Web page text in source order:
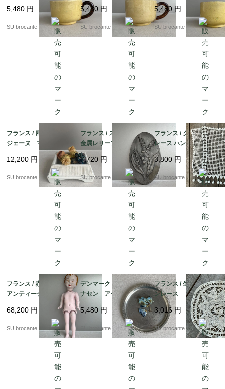
5,480 円
SU brocante
5,480円
SU brocante
5,480円
SU brocante
フランス / 四角いピロ
ジェーヌ マッチ入
12,200 円
SU brocante
フランス / スズランの
金属レリーフ
7,720 円
SU brocante
フランス / クロッシェ
レース ハンドメイド
3,800 円
SU brocante
フランス / 赤ちゃんの
アンティークドール
カルトン・ブイイ（紙
パルプ製）
68,200 円
SU brocante
デンマーク / ユストア
ナセン アール・デ
コ コースター小A
ピューター製
5,480 円
SU brocante
フランス / 生成りバテ
ンレース ドイリー
3,016 円
SU brocante